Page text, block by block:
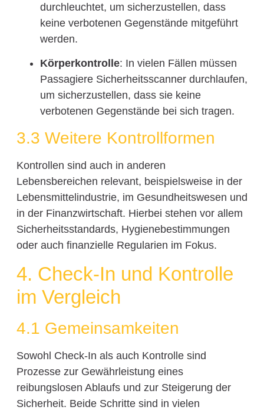
durchleuchtet, um sicherzustellen, dass
keine verbotenen Gegenstände mitgeführt
werden.
Körperkontrolle: In vielen Fällen müssen
Passagiere Sicherheitsscanner durchlaufen,
um sicherzustellen, dass sie keine
verbotenen Gegenstände bei sich tragen.
3.3 Weitere Kontrollformen
Kontrollen sind auch in anderen
Lebensbereichen relevant, beispielsweise in der
Lebensmittelindustrie, im Gesundheitswesen und
in der Finanzwirtschaft. Hierbei stehen vor allem
Sicherheitsstandards, Hygienebestimmungen
oder auch finanzielle Regularien im Fokus.
4. Check-In und Kontrolle
im Vergleich
4.1 Gemeinsamkeiten
Sowohl Check-In als auch Kontrolle sind
Prozesse zur Gewährleistung eines
reibungslosen Ablaufs und zur Steigerung der
Sicherheit. Beide Schritte sind in vielen